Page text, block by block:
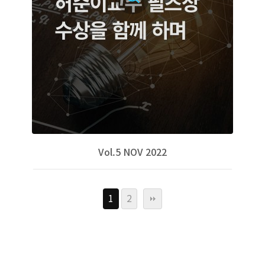
Vol.5 NOV 2022
1 2